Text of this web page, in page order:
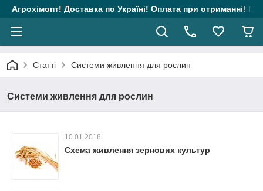
Агрохімопт! Доставка по Україні! Оплата при отриманні!
Статті Системи живлення для рослин
Системи живлення для рослин
10.01.2018
Схема живлення зернових культур